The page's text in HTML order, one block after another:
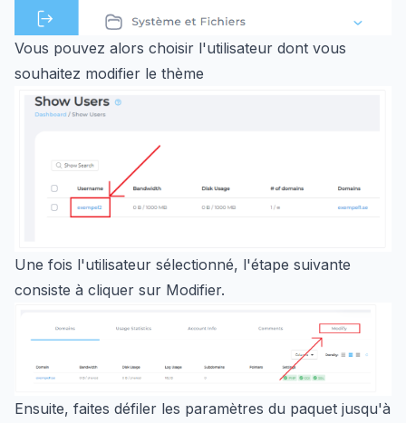
Vous pouvez alors choisir l'utilisateur dont vous
souhaitez modifier le thème
Une fois l'utilisateur sélectionné, l'étape suivante
consiste à cliquer sur Modifier.
Ensuite, faites défiler les paramètres du paquet jusqu'à